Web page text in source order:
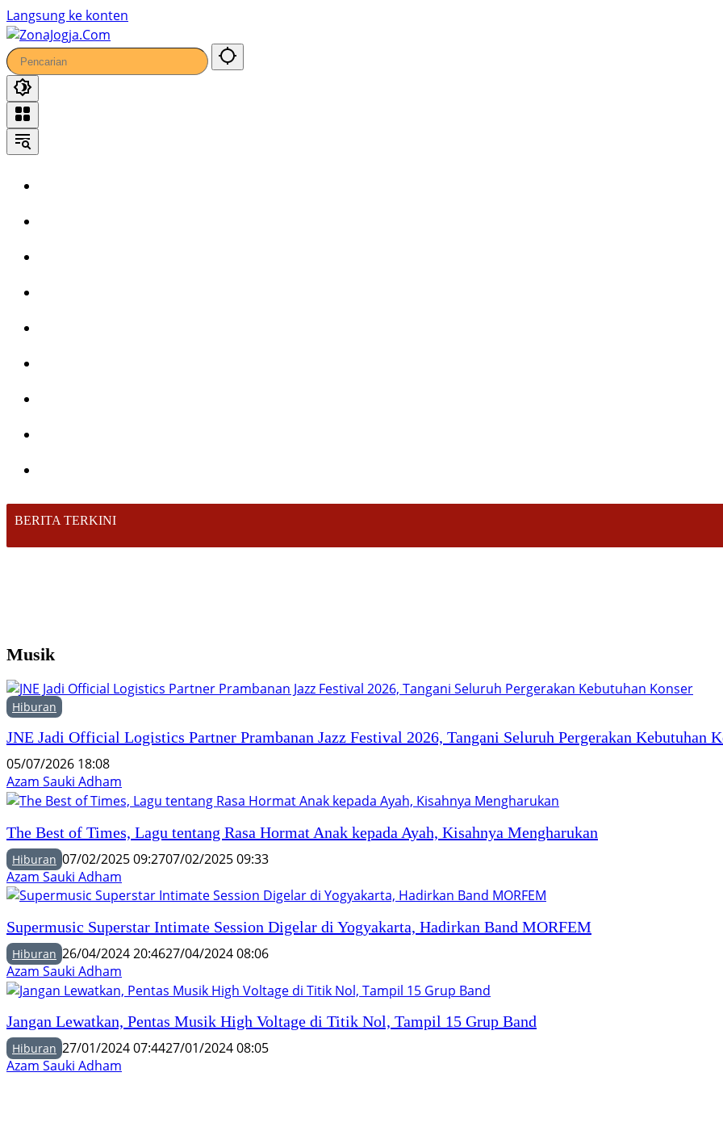
Langsung ke konten
BERITA TERKINI
Musik
Hiburan
JNE Jadi Official Logistics Partner Prambanan Jazz Festival 2026, Tangani Seluruh Pergerakan Kebutuhan
05/07/2026 18:08
Azam Sauki Adham
The Best of Times, Lagu tentang Rasa Hormat Anak kepada Ayah, Kisahnya Mengharukan
Hiburan 07/02/2025 09:2707/02/2025 09:33
Azam Sauki Adham
Supermusic Superstar Intimate Session Digelar di Yogyakarta, Hadirkan Band MORFEM
Hiburan 26/04/2024 20:4627/04/2024 08:06
Azam Sauki Adham
Jangan Lewatkan, Pentas Musik High Voltage di Titik Nol, Tampil 15 Grup Band
Hiburan 27/01/2024 07:4427/01/2024 08:05
Azam Sauki Adham